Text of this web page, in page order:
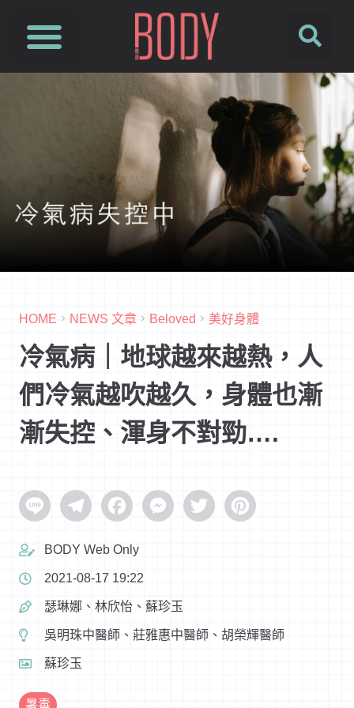
HOME NEWS 文章 Beloved 美好身體
冷氣病｜地球越來越熱，人
們冷氣越吹越久，身體也漸
漸失控、渾身不對勁….
Line TelegramFacebookMessenger
Twitter Pinterest
BODY Web Only
2021-08-17 19:22
瑟琳娜、林欣怡、蘇珍玉
吳明珠中醫師、莊雅惠中醫師、胡榮輝醫師
蘇珍玉
暑毒